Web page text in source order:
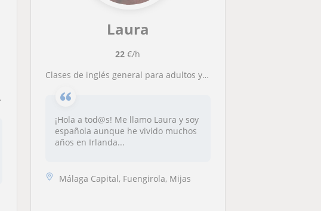
Laura
22 €/h
Clases de inglés general para adultos y apoyo escolar
¡Hola a tod@s! Me llamo Laura y soy
española aunque he vivido muchos
años en Irlanda...
Málaga Capital, Fuengirola, Mijas